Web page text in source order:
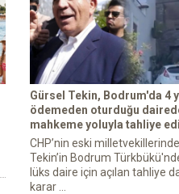
Gürsel Tekin, Bodrum'da 4
ödemeden oturduğu
mahkeme yoluyla tahliye
CHP’nin eski
Tekin’in Bodrum
lüks daire için açılan tahliye
karar ...